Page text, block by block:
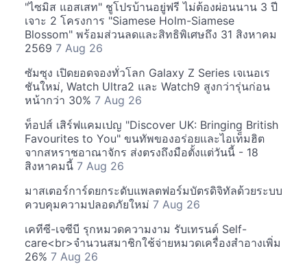
"ไซมิส แอสเสท" ชูโปรบ้านอยู่ฟรี ไม่ต้องผ่อนนาน 3 ปี
เจาะ 2 โครงการ "Siamese Holm-Siamese
Blossom" พร้อมส่วนลดและสิทธิพิเศษถึง 31 สิงหาคม
2569 7 Aug 26
ซัมซุง เปิดยอดจองทั่วโลก Galaxy Z Series เจเนอเร
ชันใหม่, Watch Ultra2 และ Watch9 สูงกว่ารุ่นก่อน
หน้ากว่า 30% 7 Aug 26
ท็อปส์ เสิร์ฟแคมเปญ "Discover UK: Bringing British
Favourites to You" ขนทัพของอร่อยและไอเท็มฮิต
จากสหราชอาณาจักร ส่งตรงถึงมือตั้งแต่วันนี้ - 18
สิงหาคมนี้ 7 Aug 26
มาสเตอร์การ์ดยกระดับแพลตฟอร์มบัตรดิจิทัลด้วยระบบ
ควบคุมความปลอดภัยใหม่ 7 Aug 26
เคทีซี-เจซีบี รุกหมวดความงาม รับเทรนด์ Self-
care<br>จำนวนสมาชิกใช้จ่ายหมวดเครื่องสำอางเพิ่ม
26% 7 Aug 26